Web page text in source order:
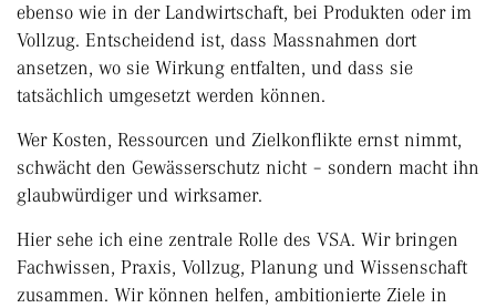
ebenso wie in der Landwirtschaft, bei Produkten oder im
Vollzug. Entscheidend ist, dass Massnahmen dort
ansetzen, wo sie Wirkung entfalten, und dass sie
tatsächlich umgesetzt werden können.
Wer Kosten, Ressourcen und Zielkonflikte ernst nimmt,
schwächt den Gewässerschutz nicht – sondern macht ihn
glaubwürdiger und wirksamer.
Hier sehe ich eine zentrale Rolle des VSA. Wir bringen
Fachwissen, Praxis, Vollzug, Planung und Wissenschaft
zusammen. Wir können helfen, ambitionierte Ziele in